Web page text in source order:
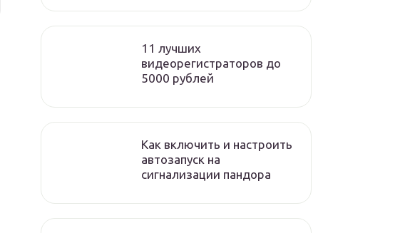
11 лучших
видеорегистраторов до
5000 рублей
Как включить и настроить
автозапуск на
сигнализации пандора